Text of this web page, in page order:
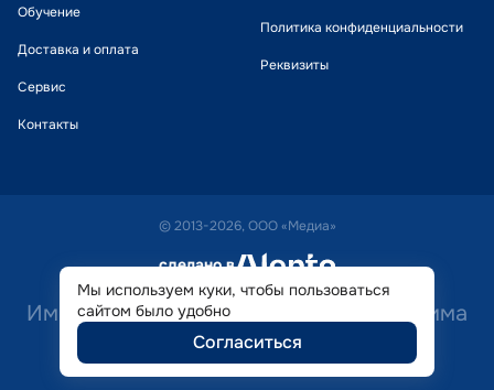
Обучение
Доставка и оплата
Сервис
Контакты
Политика конфиденциальности
Реквизиты
© 2013-2026, ООО «Медиа»
сделано в alente
Имеются противопоказания. Необходима
консультация специалиста.
Мы используем куки, чтобы пользоваться
сайтом было удобно
Согласиться